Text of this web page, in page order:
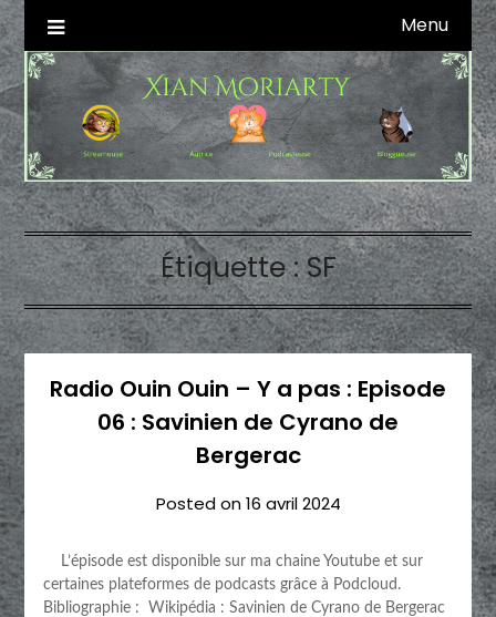
Skip
to
content
Xian Moriarty
Autrice SFFF & Blogueuse & Streameuse Menu
Étiquette :SF
Radio Ouin Ouin – Y a pas : Episode
06 : Savinien de Cyrano de
Bergerac
Posted on16 avril 2024
L’épisode est disponible sur ma chaine Youtube et sur
certaines plateformes de podcasts grâce à Podcloud.
Bibliographie : Wikipédia : Savinien de Cyrano de Bergerac